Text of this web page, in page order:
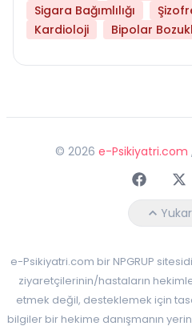
Sigara Bağımlılığı
Kardioloji
Bipolar
© 2026 e-Psikiyatri.com
e-Psikiyatri.com bir NPGRUP
ziyaretçilerinin/hastaların
etmek değil, desteklemek için
bilgiler bir hekime danışmanın